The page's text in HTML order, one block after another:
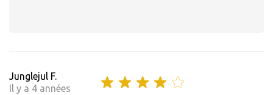
Junglejul F.
Il y a 4 années